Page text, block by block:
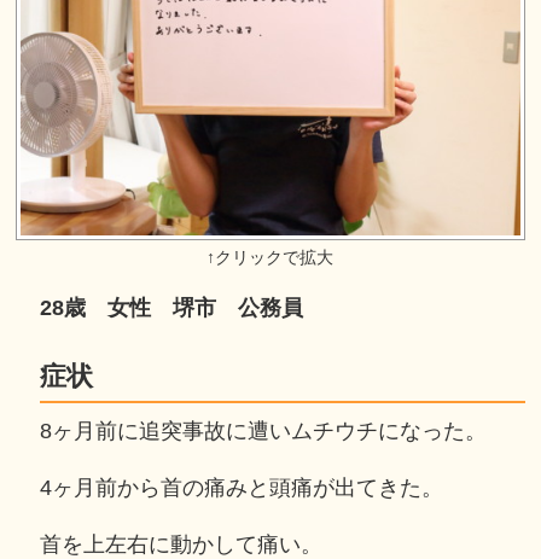
28歳 女性 堺市 公務員
症状
8ヶ月前に追突事故に遭いムチウチになった。
4ヶ月前から首の痛みと頭痛が出てきた。
首を上左右に動かして痛い。